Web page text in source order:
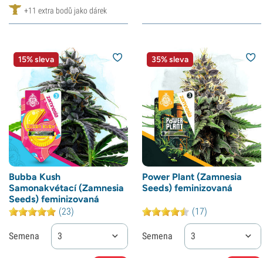
+11 extra bodů jako dárek
15% sleva
Bubba Kush
Samonakvétací (Zamnesia
Seeds) feminizovaná
(23)
Semena 3
35% sleva
Power Plant (Zamnesia
Seeds) feminizovaná
(17)
Semena 3